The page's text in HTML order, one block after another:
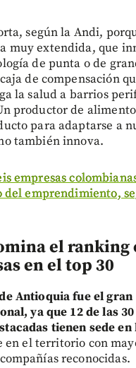
según la Andi,
muy extendida, que
de punta o de
de compensación
la salud a barrios
productor de
para adaptarse a
también innova.
empresas
emprendimiento,
el ranking
en el top 30
Antioquia fue el gran
ya que 12 de las 30
tienen sede
en el territorio con
reconocidas.